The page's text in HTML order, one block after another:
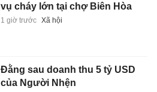
vụ cháy lớn tại chợ Biên Hòa
1 giờ trước Xã hội
Đằng sau doanh thu 5 tỷ USD
của Người Nhện